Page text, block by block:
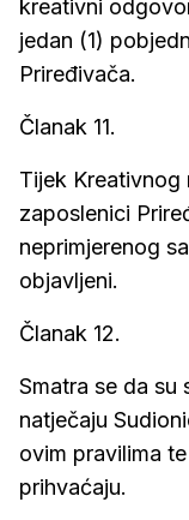
kreativni
jedan (1)
Priređivača.
Članak 11.
Tijek Kreativnog
zaposlenici
neprimjerenog
objavljeni.
Članak 12.
Smatra se da su
natječaju
ovim pravilima
prihvaćaju.